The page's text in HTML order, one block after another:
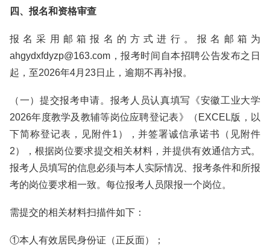
四、报名和资格审查
报名采用邮箱报名的方式进行。报名邮箱为
ahgydxfdyzp@163.com，报考时间自本招聘公告发布之日
起，至2026年4月23日止，逾期不再补报。
（一）提交报考申请。报考人员认真填写《安徽工业大学
2026年度教学及教辅等岗位应聘登记表》（EXCEL版，以
下简称登记表，见附件1），并签署诚信承诺书（见附件
2），根据岗位要求提交相关材料，并提供有效通信方式。
报考人员填写的信息必须与本人实际情况、报考条件和所报
考的岗位要求相一致。每位报考人员限报一个岗位。
需提交的相关材料扫描件如下：
①本人有效居民身份证（正反面）；